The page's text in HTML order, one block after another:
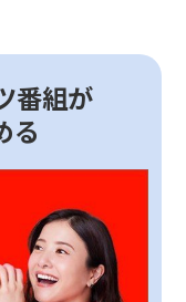
番組が
る